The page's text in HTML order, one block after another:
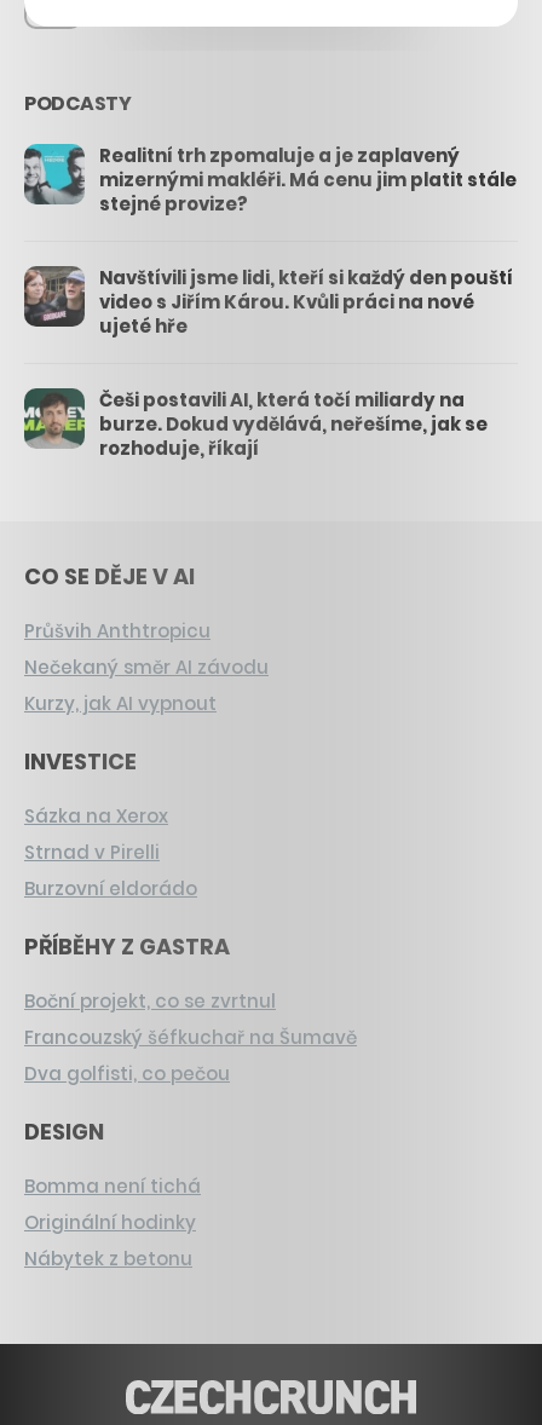
PODCASTY
Realitní trh zpomaluje a je zaplavený
mizernými makléři. Má cenu jim platit stále
stejné provize?
Navštívili jsme lidi, kteří si každý den pouští
video s Jiřím Károu. Kvůli práci na nové
ujeté hře
Češi postavili AI, která točí miliardy na
burze. Dokud vydělává, neřešíme, jak se
rozhoduje, říkají
CO SE DĚJE V AI
Průšvih Anthtropicu
Nečekaný směr AI závodu
Kurzy, jak AI vypnout
INVESTICE
Sázka na Xerox
Strnad v Pirelli
Burzovní eldorádo
PŘÍBĚHY Z GASTRA
Boční projekt, co se zvrtnul
Francouzský šéfkuchař na Šumavě
Dva golfisti, co pečou
DESIGN
Bomma není tichá
Originální hodinky
Nábytek z betonu